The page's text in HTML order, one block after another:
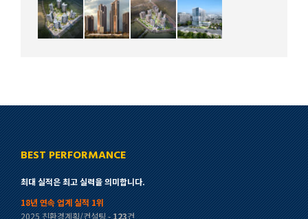
BEST PERFORMANCE
최대 실적은 최고 실력을 의미합니다.
18년 연속 업계 실적 1위
2025 친환경계획/컨설팅 -123건